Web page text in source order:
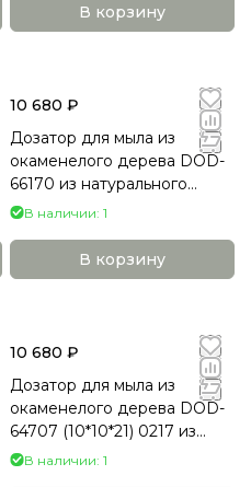
В корзину
10 680 ₽
Дозатор для мыла из
окаменелого дерева DOD-
66170 из натурального
камня
В наличии: 1
В корзину
10 680 ₽
Дозатор для мыла из
окаменелого дерева DOD-
64707 (10*10*21) 0217 из
натурального камня
В наличии: 1